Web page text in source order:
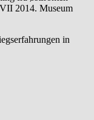
2014. Museum
in